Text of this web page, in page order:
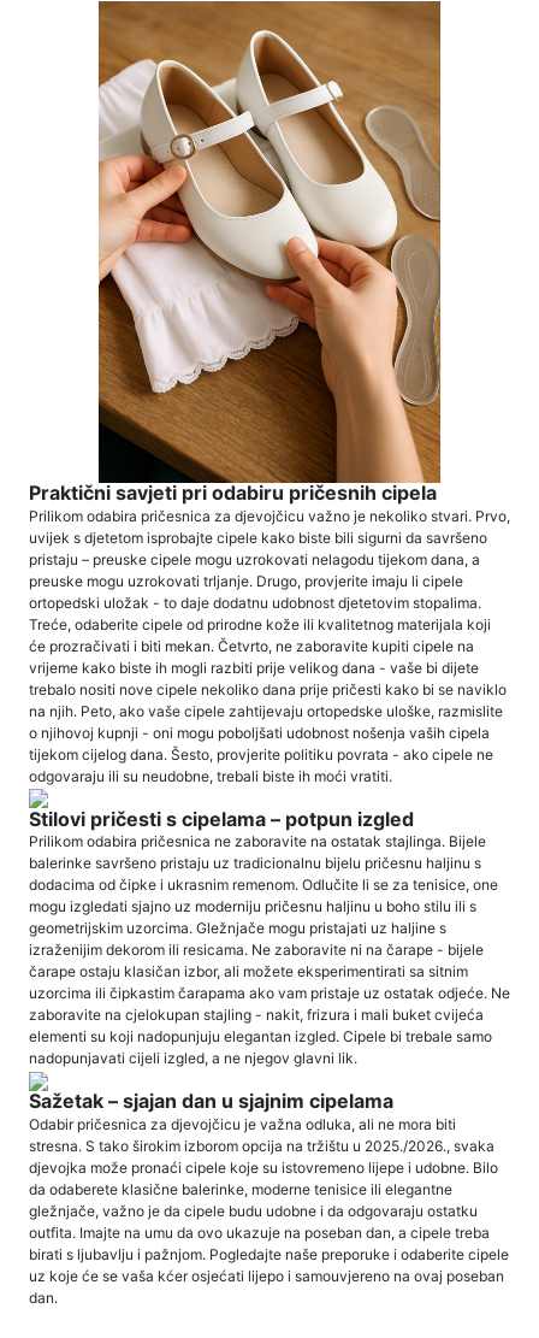
Praktični savjeti pri odabiru pričesnih cipela
Prilikom odabira pričesnica za djevojčicu važno je nekoliko stvari. Prvo,
uvijek s djetetom isprobajte cipele kako biste bili sigurni da savršeno
pristaju – preuske cipele mogu uzrokovati nelagodu tijekom dana, a
preuske mogu uzrokovati trljanje. Drugo, provjerite imaju li cipele
ortopedski uložak - to daje dodatnu udobnost djetetovim stopalima.
Treće, odaberite cipele od prirodne kože ili kvalitetnog materijala koji
će prozračivati ​​i biti mekan. Četvrto, ne zaboravite kupiti cipele na
vrijeme kako biste ih mogli razbiti prije velikog dana - vaše bi dijete
trebalo nositi nove cipele nekoliko dana prije pričesti kako bi se naviklo
na njih. Peto, ako vaše cipele zahtijevaju ortopedske uloške, razmislite
o njihovoj kupnji - oni mogu poboljšati udobnost nošenja vaših cipela
tijekom cijelog dana. Šesto, provjerite politiku povrata - ako cipele ne
odgovaraju ili su neudobne, trebali biste ih moći vratiti.
Stilovi pričesti s cipelama – potpun izgled
Prilikom odabira pričesnica ne zaboravite na ostatak stajlinga. Bijele
balerinke savršeno pristaju uz tradicionalnu bijelu pričesnu haljinu s
dodacima od čipke i ukrasnim remenom. Odlučite li se za tenisice, one
mogu izgledati sjajno uz moderniju pričesnu haljinu u boho stilu ili s
geometrijskim uzorcima. Gležnjače mogu pristajati uz haljine s
izraženijim dekorom ili resicama. Ne zaboravite ni na čarape - bijele
čarape ostaju klasičan izbor, ali možete eksperimentirati sa sitnim
uzorcima ili čipkastim čarapama ako vam pristaje uz ostatak odjeće. Ne
zaboravite na cjelokupan stajling - nakit, frizura i mali buket cvijeća
elementi su koji nadopunjuju elegantan izgled. Cipele bi trebale samo
nadopunjavati cijeli izgled, a ne njegov glavni lik.
Sažetak – sjajan dan u sjajnim cipelama
Odabir pričesnica za djevojčicu je važna odluka, ali ne mora biti
stresna. S tako širokim izborom opcija na tržištu u 2025./2026., svaka
djevojka može pronaći cipele koje su istovremeno lijepe i udobne. Bilo
da odaberete klasične balerinke, moderne tenisice ili elegantne
gležnjače, važno je da cipele budu udobne i da odgovaraju ostatku
outfita. Imajte na umu da ovo ukazuje na poseban dan, a cipele treba
birati s ljubavlju i pažnjom. Pogledajte naše preporuke i odaberite cipele
uz koje će se vaša kćer osjećati lijepo i samouvjereno na ovaj poseban
dan.